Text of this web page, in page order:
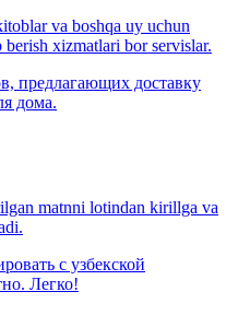
va boshqa uy uchun
xizmatlari bor servislar.
предлагающих доставку
дома.
matnni lotindan kirillga va
с узбекской
Легко!